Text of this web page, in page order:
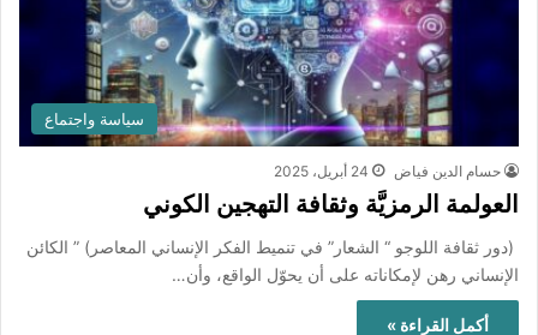
سياسة واجتماع
حسام الدين فياض 24 أبريل، 2025
العولمة الرمزيَّة وثقافة التهجين الكوني
(دور ثقافة اللوجو “ الشعار” في تنميط الفكر الإنساني المعاصر) ” الكائن
الإنساني رهن لإمكاناته على أن يحوّل الواقع، وأن…
أكمل القراءة »